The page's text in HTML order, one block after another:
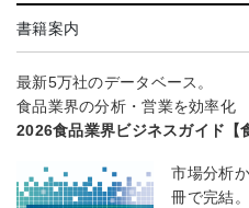
書籍案内
最新5万社のデータベース。
食品業界の分析・営業を効率化
2026食品業界ビジネスガイド【
市場分析
冊で完結。